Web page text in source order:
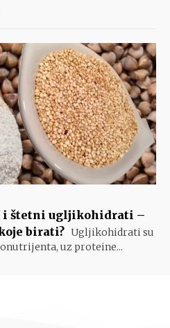
štetni ugljikohidrati –
birati? Ugljikohidrati su
uz proteine...